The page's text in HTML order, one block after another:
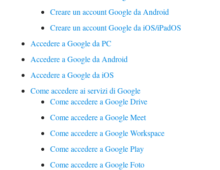
Creare un account Google da Android
Creare un account Google da iOS/iPadOS
Accedere a Google da PC
Accedere a Google da Android
Accedere a Google da iOS
Come accedere ai servizi di Google
Come accedere a Google Drive
Come accedere a Google Meet
Come accedere a Google Workspace
Come accedere a Google Play
Come accedere a Google Foto